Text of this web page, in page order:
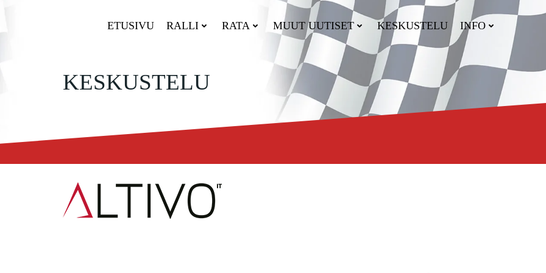
ETUSIVU RALLI RATA MUUT UUTISET KESKUSTELU INFO
KESKUSTELU